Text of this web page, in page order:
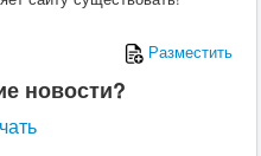
Разместить
новости?